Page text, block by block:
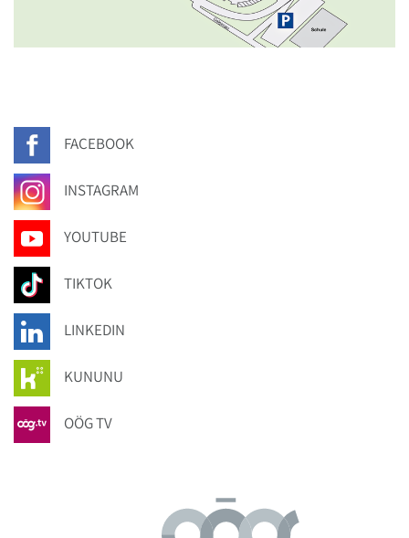
FACEBOOK
INSTAGRAM
YOUTUBE
TIKTOK
LINKEDIN
KUNUNU
OÖG TV